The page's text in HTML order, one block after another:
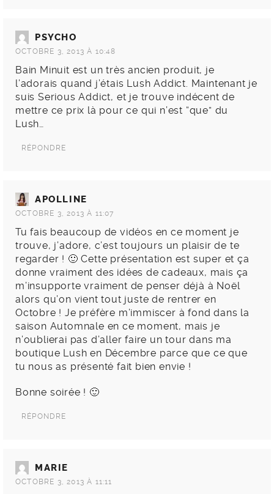
PSYCHO
OCTOBRE 3, 2013 À 10:48
Bain Minuit est un très ancien produit, je
l’adorais quand j’étais Lush Addict. Maintenant je
suis Serious Addict, et je trouve indécent de
mettre ce prix là pour ce qui n’est “que” du
Lush…
RÉPONDRE
APOLLINE
OCTOBRE 3, 2013 À 11:07
Tu fais beaucoup de vidéos en ce moment je
trouve, j’adore, c’est toujours un plaisir de te
regarder ! 🙂 Cette présentation est super et ça
donne vraiment des idées de cadeaux, mais ça
m’insupporte vraiment de penser déjà à Noël
alors qu’on vient tout juste de rentrer en
Octobre ! Je préfère m’immiscer à fond dans la
saison Automnale en ce moment, mais je
n’oublierai pas d’aller faire un tour dans ma
boutique Lush en Décembre parce que ce que
tu nous as présenté fait bien envie !
Bonne soirée ! 🙂
RÉPONDRE
MARIE
OCTOBRE 3, 2013 À 11:11